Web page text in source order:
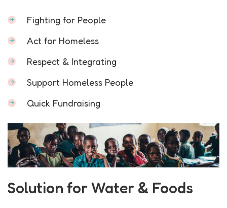
Fighting for People
Act for Homeless
Respect & Integrating
Support Homeless People
Quick Fundraising
Solution for Water & Foods